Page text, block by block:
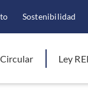
Sostenibilidad
Ley